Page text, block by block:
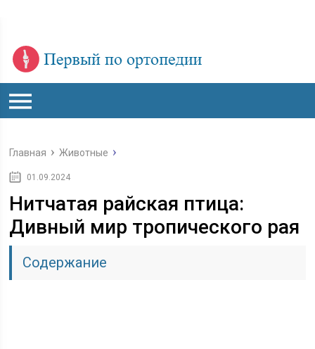
Главная Животные
01.09.2024
Нитчатая райская птица:
Дивный мир тропического рая
Содержание